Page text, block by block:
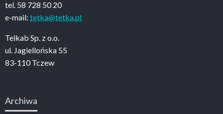
tel. 58 728 50 20
e-mail: tetka@tetka.pl
Telkab Sp. z o.o.
ul. Jagiellońska 55
83-110 Tczew
Archiwa